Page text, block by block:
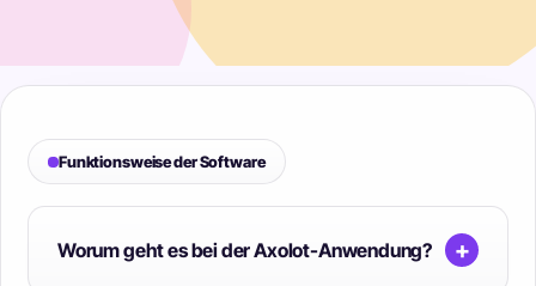
Funktionsweise der Software
Worum geht es bei der Axolot-Anwendung? +